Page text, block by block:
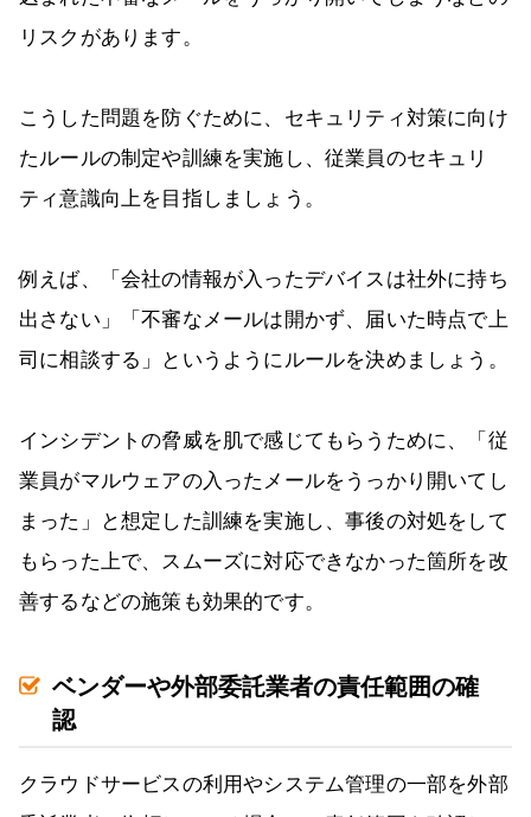
リスクがあります。
こうした問題を防ぐために、セキュリティ対策に向け
たルールの制定や訓練を実施し、従業員のセキュリ
ティ意識向上を目指しましょう。
例えば、「会社の情報が入ったデバイスは社外に持ち
出さない」「不審なメールは開かず、届いた時点で上
司に相談する」というようにルールを決めましょう。
インシデントの脅威を肌で感じてもらうために、「従
業員がマルウェアの入ったメールをうっかり開いてし
まった」と想定した訓練を実施し、事後の対処をして
もらった上で、スムーズに対応できなかった箇所を改
善するなどの施策も効果的です。
ベンダーや外部委託業者の責任範囲の確
認
クラウドサービスの利用やシステム管理の一部を外部